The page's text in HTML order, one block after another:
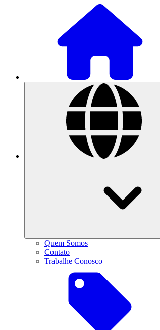
Quem Somos
Contato
Trabalhe Conosco